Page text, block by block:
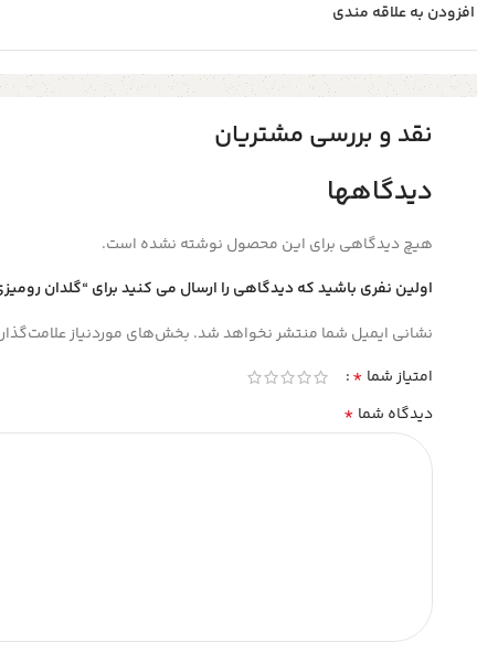
افزودن به علاقه مندی
نقد و بررسی مشتریان
دیدگاهها
هیچ دیدگاهی برای این محصول نوشته نشده است.
اولین نفری باشید که دیدگاهی را ارسال می کنید برای “گلدان
نشانی ایمیل شما منتشر نخواهد شد. بخش‌های موردنیاز
امتیاز شما *
دیدگاه شما *